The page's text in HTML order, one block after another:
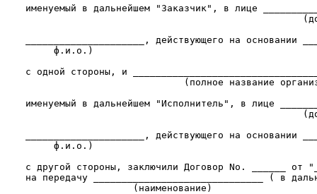
именуемый в дальнейшем "Заказчик", в лице
_____________________, действующего на основании
         ф.и.о.)
с одной стороны, и
(полное название
именуемый в дальнейшем "Исполнитель", в лице
_____________________, действующего на основании
         ф.и.о.)
с другой стороны, заключили Договор Nо. ______ от
на передачу ______________________________ ( в
                       (наименование)